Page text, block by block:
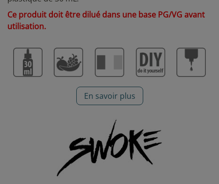
Ce produit doit être dilué dans une base PG/VG avant
utilisation.
En savoir plus